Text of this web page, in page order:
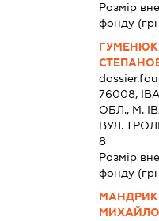
Розмір
фонду
ГУМЕНЮК
76008,
ОБЛ., М.
ВУЛ.
8
Розмір
фонду
МАНДРИК